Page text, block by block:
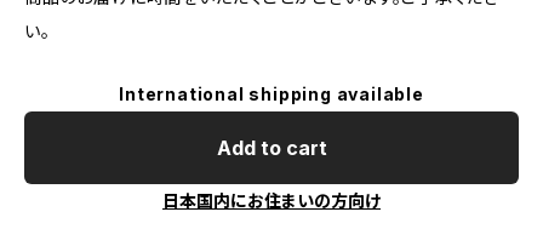
い。
International shipping available
Add to cart
日本国内にお住まいの方向け